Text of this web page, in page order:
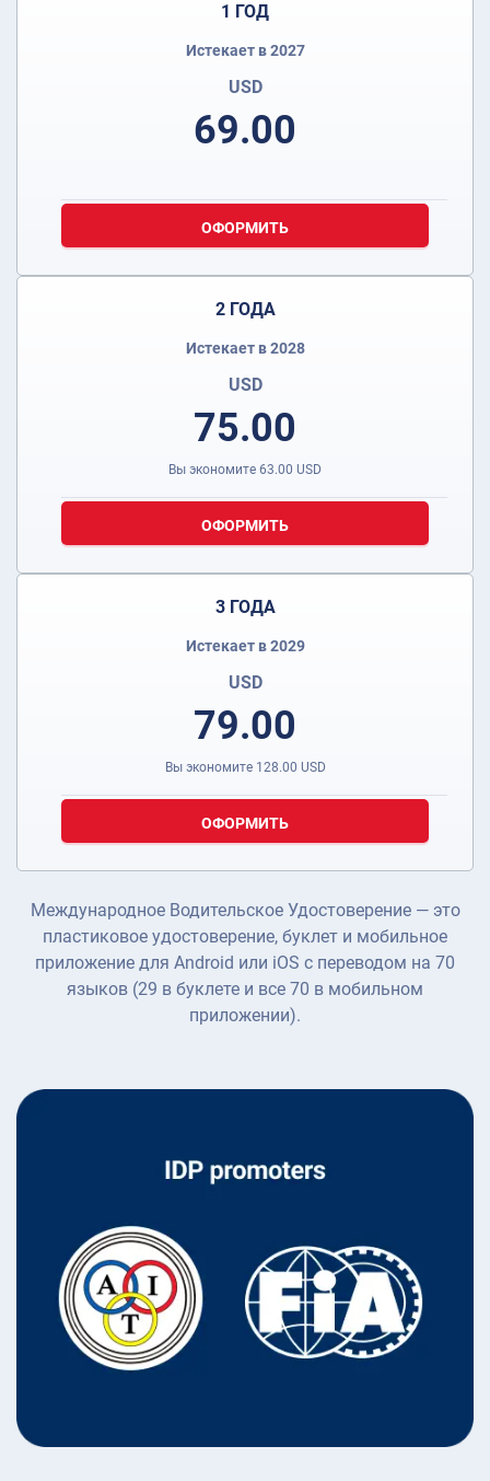
1 ГОД
Истекает в 2027
USD
69.00
ОФОРМИТЬ
2 ГОДА
Истекает в 2028
USD
75.00
Вы экономите 63.00 USD
ОФОРМИТЬ
3 ГОДА
Истекает в 2029
USD
79.00
Вы экономите 128.00 USD
ОФОРМИТЬ
Международное Водительское Удостоверение — это
пластиковое удостоверение, буклет и мобильное
приложение для Android или iOS с переводом на 70
языков (29 в буклете и все 70 в мобильном
приложении).